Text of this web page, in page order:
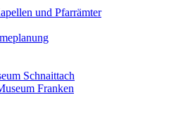
und Pfarrämter
Schnaittach
Franken